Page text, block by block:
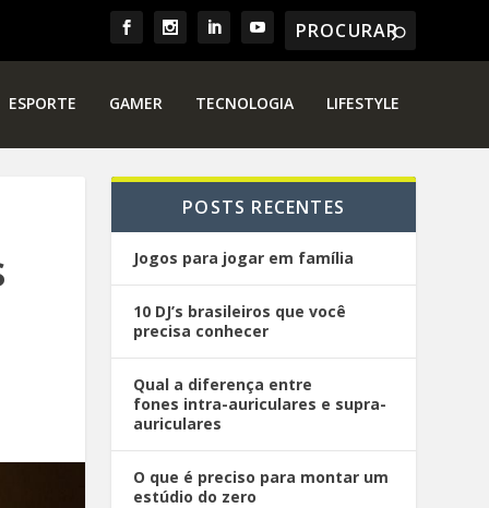
ESPORTE GAMER TECNOLOGIA LIFESTYLE
POSTS RECENTES
Jogos para jogar em família
10 DJ’s brasileiros que você
precisa conhecer
Qual a diferença entre
fones intra-auriculares e supra-
auriculares
O que é preciso para montar um
estúdio do zero